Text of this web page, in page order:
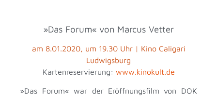
»Das Forum« von Marcus Vetter
am 8.01.2020, um 19.30 Uhr | Kino Caligari
Ludwigsburg
Kartenreservierung: www.kinokult.de
»Das Forum«war der Eröffnungsfilm von DOK